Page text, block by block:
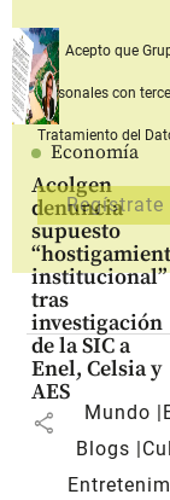
Economía
Acolgen
denuncia
supuesto
institucional”
tras
investigación
de la SIC a
Enel, Celsia y
AES
share
Acepto que
personales con
Tratamiento del
Mundo
Blogs